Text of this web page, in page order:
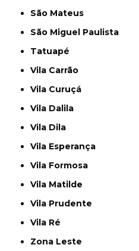
São Mateus
São Miguel Paulista
Tatuapé
Vila Carrão
Vila Curuçá
Vila Dalila
Vila Dila
Vila Esperança
Vila Formosa
Vila Matilde
Vila Prudente
Vila Ré
Zona Leste